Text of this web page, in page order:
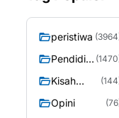
peristiwa
Pendidik
Kisah
Opini